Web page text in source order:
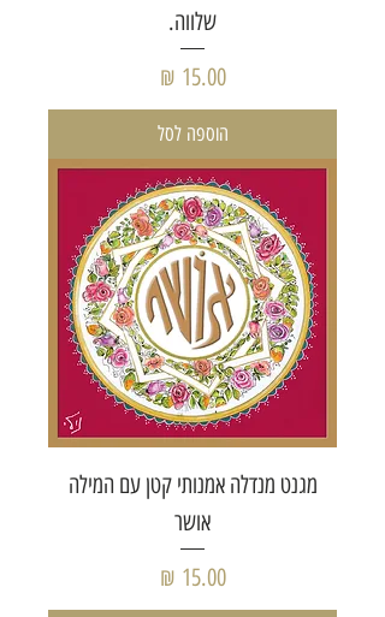
שלווה.
מחיר‏15.00 ‏₪
הוספה לסל
מגנט מנדלה אמנותי קטן עם המילה
אושר
מחיר‏15.00 ‏₪